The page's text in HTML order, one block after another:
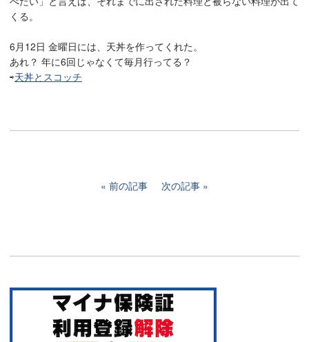
くる。
6月12日 金曜日には、天丼を作ってくれた。
あれ？ 年に6回じゃなくて毎月行ってる？
⇨天丼とスコッチ
前の記事 次の記事